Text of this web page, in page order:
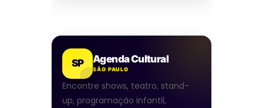
SP Agenda Cultural
SÃO PAULO
Encontre shows, teatro, stand-
up, programação infantil,